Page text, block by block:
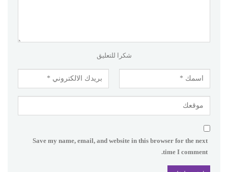
شكرا للتعليق
Save my name, email, and website in this browser for the next
time I comment.